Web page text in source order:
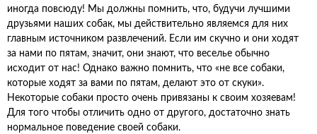
иногда повсюду! Мы должны помнить, что, будучи лучшими
друзьями наших собак, мы действительно являемся для них
главным источником развлечений. Если им скучно и они ходят
за нами по пятам, значит, они знают, что веселье обычно
исходит от нас! Однако важно помнить, что «не все собаки,
которые ходят за вами по пятам, делают это от скуки».
Некоторые собаки просто очень привязаны к своим хозяевам!
Для того чтобы отличить одно от другого, достаточно знать
нормальное поведение своей собаки.